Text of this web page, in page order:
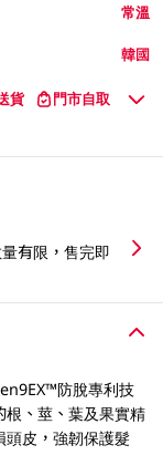
常溫
韓國
貨 門市自取
有限，售完即
防脫專利技
根、莖、葉及果實精
頭皮，強韌保護髮